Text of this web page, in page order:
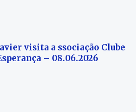
visita a ssociação Clube
– 08.06.2026